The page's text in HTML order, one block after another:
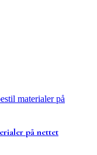
på nettet